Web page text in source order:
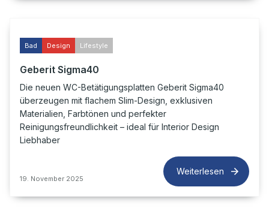
Bad Design Lifestyle
Geberit Sigma40
Die neuen WC-Betätigungsplatten Geberit Sigma40
überzeugen mit flachem Slim-Design, exklusiven
Materialien, Farbtönen und perfekter
Reinigungsfreundlichkeit – ideal für Interior Design
Liebhaber
19. November 2025
Weiterlesen